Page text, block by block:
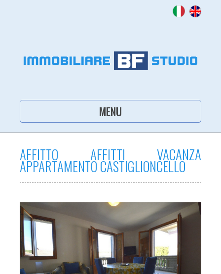
MENU
AFFITTO AFFITTI VACANZA
APPARTAMENTO CASTIGLIONCELLO